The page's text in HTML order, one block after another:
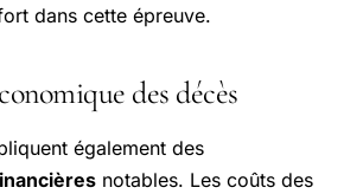
dans cette épreuve.
des décès
également des
notables. Les coûts des